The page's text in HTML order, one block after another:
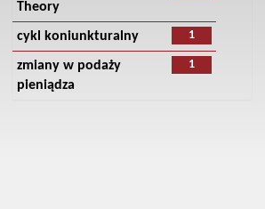
Theory
1
cykl koniunkturalny
1
zmiany w podaży
pieniądza